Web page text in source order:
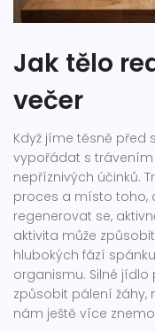
Jak tělo
večer
Když jíme těsně před
vypořádat s
nepříznivých účinků.
proces a místo toho,
regenerovat se,
aktivita může
hlubokých fází
organismu. Silné
způsobit pálení žáhy,
nám ještě více